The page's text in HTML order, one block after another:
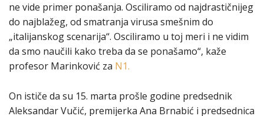
ne vide primer ponašanja. Osciliramo od najdrastičnijeg
do najblažeg, od smatranja virusa smešnim do
„italijanskog scenarija“. Osciliramo u toj meri i ne vidim
da smo naučili kako treba da se ponašamo“, kaže
profesor Marinković za N1.
On ističe da su 15. marta prošle godine predsednik
Aleksandar Vučić, premijerka Ana Brnabić i predsednica